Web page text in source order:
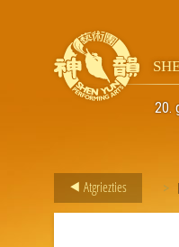
20.
Atgriezties >